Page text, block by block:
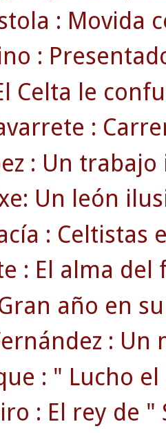
: Movida
:
Celta le
:
: Un trabajo
Un león
: Celtistas
: El alma
año en
:
: " Lucho
: El rey de